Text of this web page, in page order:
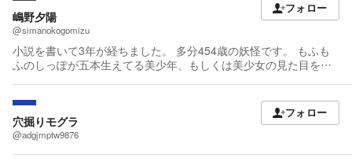
嶋野夕陽
@simanokogomizu
小説を書いて3年が経ちました。 多分454歳の妖怪です。 もふも
ふのしっぽが五本生えてる美少年、もしくは美少女の見た目をし
コミカライズ カクヨムネクスト『不死たる異端者と災いの竜姫』
コミカライズ KADOKAWA「コンプティーク」『悪役令嬢、十回
死んだらなんか壊れた。』コミカライズ KAOKAWAホビー書籍編
フォロー
穴掘りモグラ
@adgjmptw9876
フォロー